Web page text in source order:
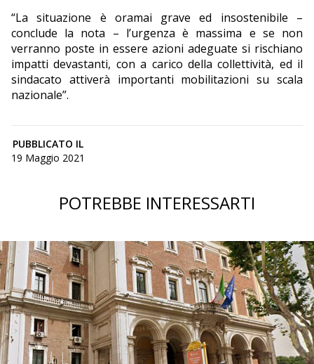
“La situazione è oramai grave ed insostenibile –
conclude la nota – l’urgenza è massima e se non
verranno poste in essere azioni adeguate si rischiano
impatti devastanti, con a carico della collettività, ed il
sindacato attiverà importanti mobilitazioni su scala
nazionale”.
PUBBLICATO IL
19 Maggio 2021
POTREBBE INTERESSARTI